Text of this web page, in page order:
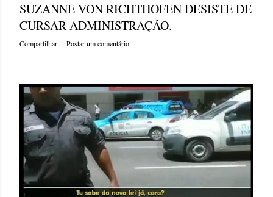
SUZANNE VON RICHTHOFEN DESISTE DE
CURSAR ADMINISTRAÇÃO.
Compartilhar Postar um comentário